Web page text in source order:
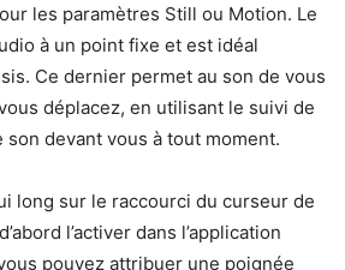
les paramètres Still ou Motion. Le
à un point fixe et est idéal
Ce dernier permet au son de vous
déplacez, en utilisant le suivi de
devant vous à tout moment.
long sur le raccourci du curseur de
l’activer dans l’application
pouvez attribuer une poignée